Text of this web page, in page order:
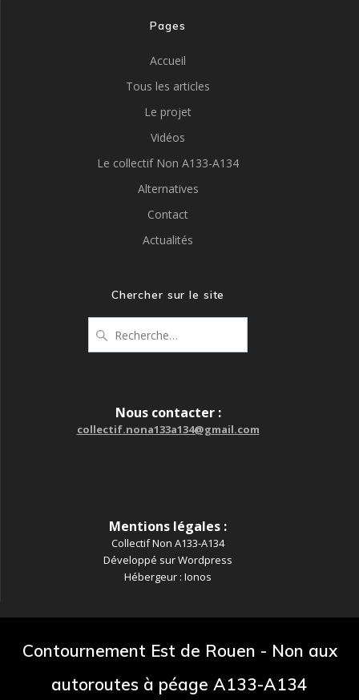
Pages
Accueil
Tous les articles
Le projet
Vidéos
Le collectif Non A133-A134
Alternatives
Contact
Actualités
Chercher sur le site
pour
Nous contacter :
collectif.nona133a134@gmail.com
Mentions légales :
Collectif Non A133-A134
Développé sur Wordpress
Hébergeur : Ionos
Contournement Est de Rouen - Non aux
autoroutes à péage A133-A134